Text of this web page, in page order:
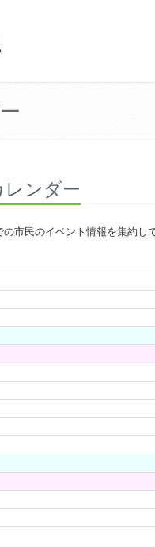
ンダー
の市民のイベント情報を集約し